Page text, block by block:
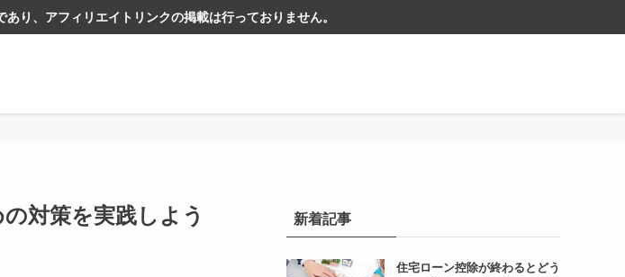
り、アフィリエイトリンクの掲載は行っておりません。
対策を実践しよう 新着記事
住宅ローン控除が終わるとどう